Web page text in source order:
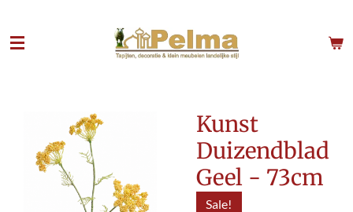
direct
naar
Kunst
Duizendblad
Geel - 73cm
Sale!